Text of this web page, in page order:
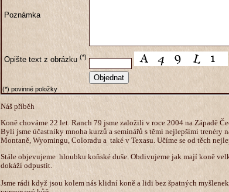
Poznámka
Opište text z obrázku(*)
(*) povinné položky
Náš příběh
Koně chováme 22 let. Ranch 79 jsme založili v roce 2004 na Západě
Byli jsme účastníky mnoha kurzů a seminářů s těmi nejlepšími trenéry
Montaně, Wyomingu, Coloradu a také v Texasu. Učíme se od těch
Stále objevujeme hloubku koňské duše. Obdivujeme jak mají koně
dokáží odpustit.
Jsme rádi když jsou kolem nás klidní koně a lidi bez špatných